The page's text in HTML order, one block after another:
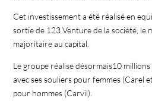
Cet investissement a été réalisé en
sortie de 123 Venture de la société, le
majoritaire au capital.
Le groupe réalise désormais10
avec ses souliers pour femmes (Carel
pour hommes (Carvil).